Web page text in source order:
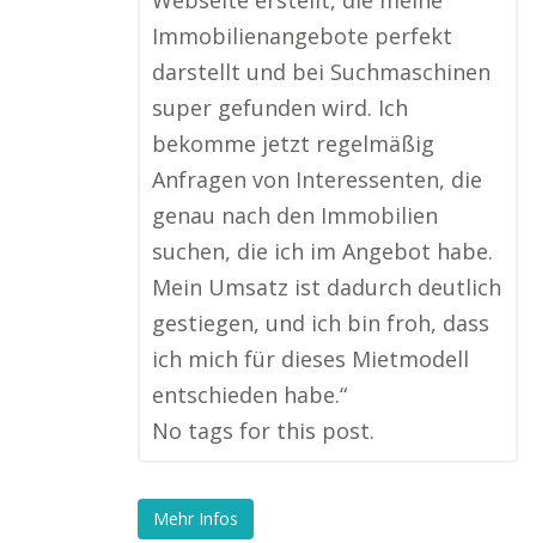
Immobilienangebote perfekt
darstellt und bei Suchmaschinen
super gefunden wird. Ich
bekomme jetzt regelmäßig
Anfragen von Interessenten, die
genau nach den Immobilien
suchen, die ich im Angebot habe.
Mein Umsatz ist dadurch deutlich
gestiegen, und ich bin froh, dass
ich mich für dieses Mietmodell
entschieden habe.“
No tags for this post.
Mehr Infos